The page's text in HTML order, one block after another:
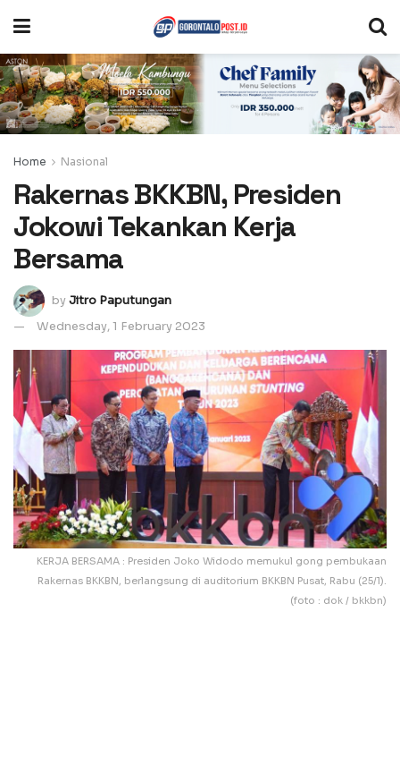
Home Nasional
Rakernas BKKBN, Presiden
Jokowi Tekankan Kerja
Bersama
byJitro Paputungan
Wednesday, 1 February 2023
KERJA BERSAMA : Presiden Joko Widodo memukul gong pembukaan
Rakernas BKKBN, berlangsung di auditorium BKKBN Pusat, Rabu (25/1).
(foto : dok / bkkbn)